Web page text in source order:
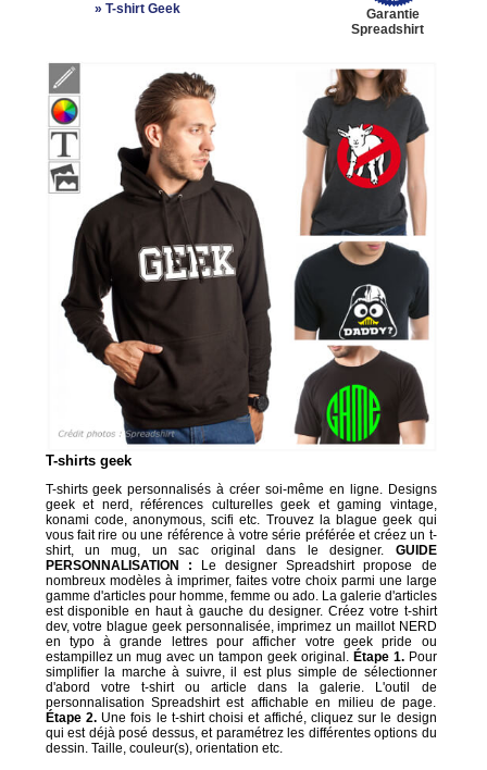
Garantie
Spreadshirt
» T-shirt Geek
T-shirts geek
T-shirts geek personnalisés à créer soi-même en ligne. Designs
geek et nerd, références culturelles geek et gaming vintage,
konami code, anonymous, scifi etc. Trouvez la blague geek qui
vous fait rire ou une référence à votre série préférée et créez un t-
shirt, un mug, un sac original dans le designer. GUIDE
PERSONNALISATION :
Le designer Spreadshirt propose de
nombreux modèles à imprimer, faites votre choix parmi une large
gamme d'articles pour homme, femme ou ado. La galerie d'articles
est disponible en haut à gauche du designer. Créez votre t-shirt
dev, votre blague geek personnalisée, imprimez un maillot NERD
en typo à grande lettres pour afficher votre geek pride ou
estampillez un mug avec un tampon geek original. Étape 1.Pour
simplifier la marche à suivre, il est plus simple de sélectionner
d'abord votre t-shirt ou article dans la galerie. L'outil de
personnalisation Spreadshirt est affichable en milieu de page.
Étape 2.Une fois le t-shirt choisi et affiché, cliquez sur le design
qui est déjà posé dessus, et paramétrez les différentes options du
dessin. Taille, couleur(s), orientation etc.